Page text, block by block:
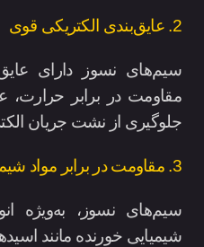
2. عایق‌بندی الکتریکی قوی
سیم‌های نسوز دارای
مقاومت در برابر حرارت،
جلوگیری از نشت جریان
3. مقاومت در برابر مواد شیمیایی
سیم‌های نسوز، به‌ویژه
شیمیایی خورنده مانند